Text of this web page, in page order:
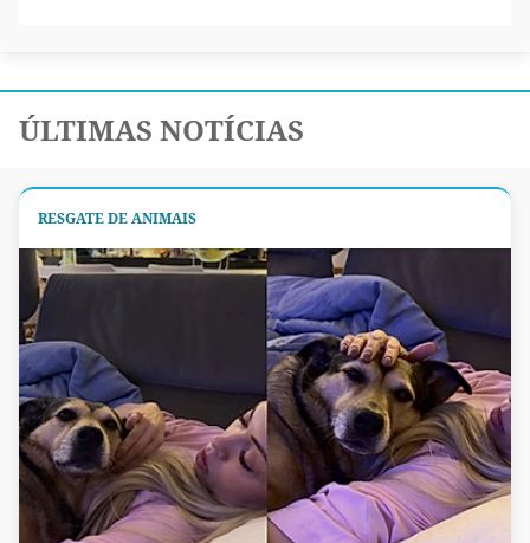
ÚLTIMAS NOTÍCIAS
RESGATE DE ANIMAIS